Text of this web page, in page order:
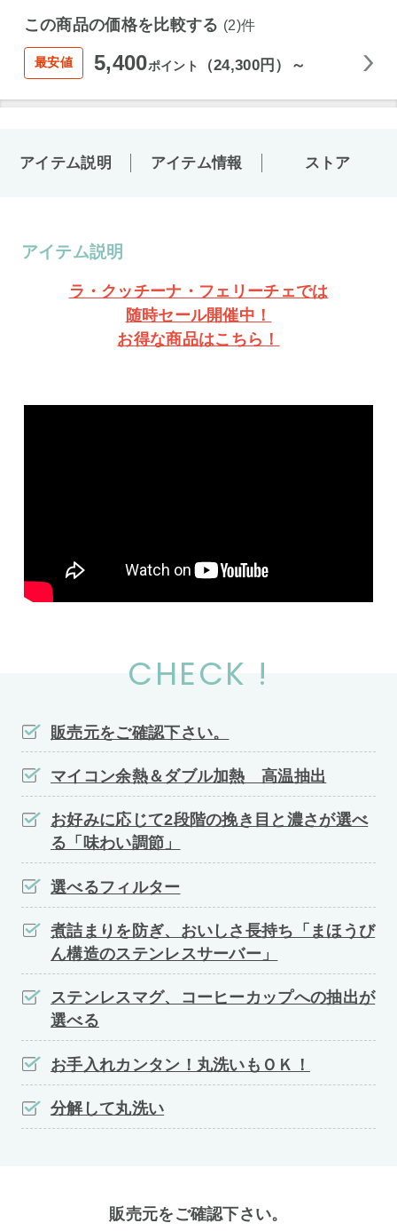
この商品の価格を比較する (2)件
最安値 5,400ポイント （24,300円）～
アイテム説明 アイテム情報 ストア
アイテム説明
ラ・クッチーナ・フェリーチェでは
随時セール開催中！
お得な商品はこちら！
CHECK !
販売元をご確認下さい。
マイコン余熱＆ダブル加熱 高温抽出
お好みに応じて2段階の挽き目と濃さが選べ
る「味わい調節」
選べるフィルター
煮詰まりを防ぎ、おいしさ長持ち「まほうび
ん構造のステンレスサーバー」
ステンレスマグ、コーヒーカップへの抽出が
選べる
お手入れカンタン！丸洗いもＯＫ！
分解して丸洗い
販売元をご確認下さい。